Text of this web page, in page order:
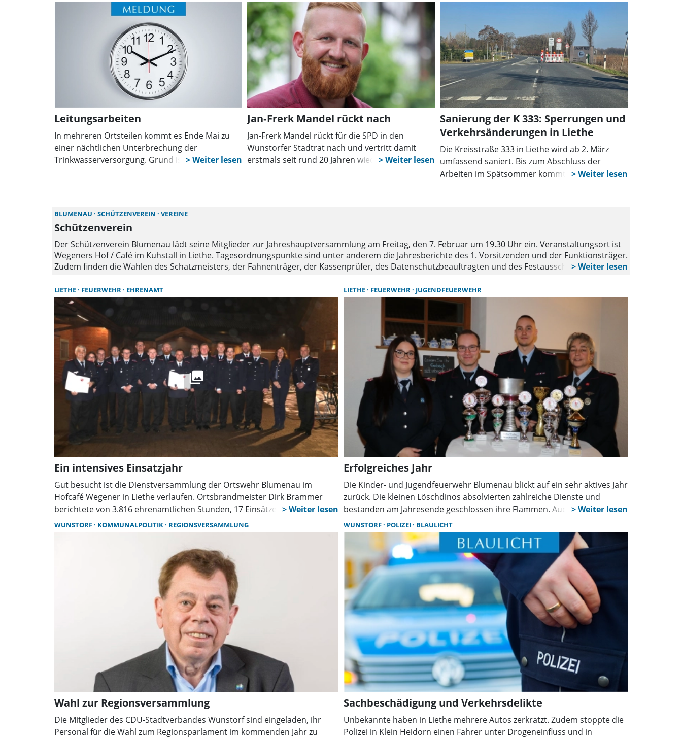
Leitungsarbeiten
In mehreren Ortsteilen kommt es Ende Mai zu
einer nächtlichen Unterbrechung der
Trinkwasserversorgung. Grund ist die
Jan‑Frerk Mandel rückt nach
Jan‑Frerk Mandel rückt für die SPD in den
Wunstorfer Stadtrat nach und vertritt damit
erstmals seit rund 20 Jahren wieder
Sanierung der K 333: Sperrungen und
Verkehrsänderungen in Liethe
Die Kreisstraße 333 in Liethe wird ab 2. März
umfassend saniert. Bis zum Abschluss der
Arbeiten im Spätsommer kommt es in mehreren
BLUMENAU SCHÜTZENVEREIN VEREINE
Schützenverein
Der Schützenverein Blumenau lädt seine Mitglieder zur Jahreshauptversammlung am Freitag, den 7. Februar um 19.30 Uhr ein. Veranstaltungsort ist
Wegeners Hof / Café im Kuhstall in Liethe. Tagesordnungspunkte sind unter anderem die Jahresberichte des 1. Vorsitzenden und der Funktionsträger.
Zudem finden die Wahlen des Schatzmeisters, der Fahnenträger, der Kassenprüfer, des Datenschutzbeauftragten und des Festausschusses statt.
LIETHE FEUERWEHR EHRENAMT
Ein intensives Einsatzjahr
Gut besucht ist die Dienstversammlung der Ortswehr Blumenau im
Hofcafé Wegener in Liethe verlaufen. Ortsbrandmeister Dirk Brammer
berichtete von 3.816 ehrenamtlichen Stunden, 17 Einsätzen, mehreren
Beförderungen sowie dem neuen Förderverein der Feuerwehr.
LIETHE FEUERWEHR JUGENDFEUERWEHR
Erfolgreiches Jahr
Die Kinder- und Jugendfeuerwehr Blumenau blickt auf ein sehr aktives Jahr
zurück. Die kleinen Löschdinos absolvierten zahlreiche Dienste und
bestanden am Jahresende geschlossen ihre Flammen. Auch die
Jugendfeuerwehr war erfolgreich und sammelte Pokale bei Zeltlagern und
Wettkämpfen.
WUNSTORF KOMMUNALPOLITIK REGIONSVERSAMMLUNG
Wahl zur Regionsversammlung
Die Mitglieder des CDU-Stadtverbandes Wunstorf sind eingeladen, ihr
Personal für die Wahl zum Regionsparlament im kommenden Jahr zu
WUNSTORF POLIZEI BLAULICHT
Sachbeschädigung und Verkehrsdelikte
Unbekannte haben in Liethe mehrere Autos zerkratzt. Zudem stoppte die
Polizei in Klein Heidorn einen Fahrer unter Drogeneinfluss und in